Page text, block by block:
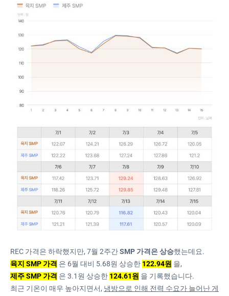
REC 가격은 하락했지만, 7월 2주간SMP 가격은 상승했는데요.
육지 SMP 가격 은 6월 대비 5.68원 상승한 122.94원 을,
제주 SMP 가격 은 3.1원 상승한 124.61원 을 기록했습니다.
최근 기온이 매우 높아지면서, 냉방으로 인해 전력 수요가 늘어난 게